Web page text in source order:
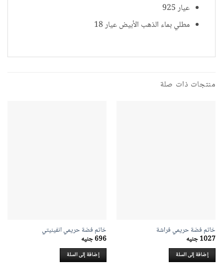
عيار 925
مطلي بماء الذهب الأبيض عيار 18
منتجات ذات صلة
خاتم فضة حريمي فراشة
1027جنيه
إضافة إلى السلة
خاتم فضة حريمي انفينيتي
696جنيه
إضافة إلى السلة